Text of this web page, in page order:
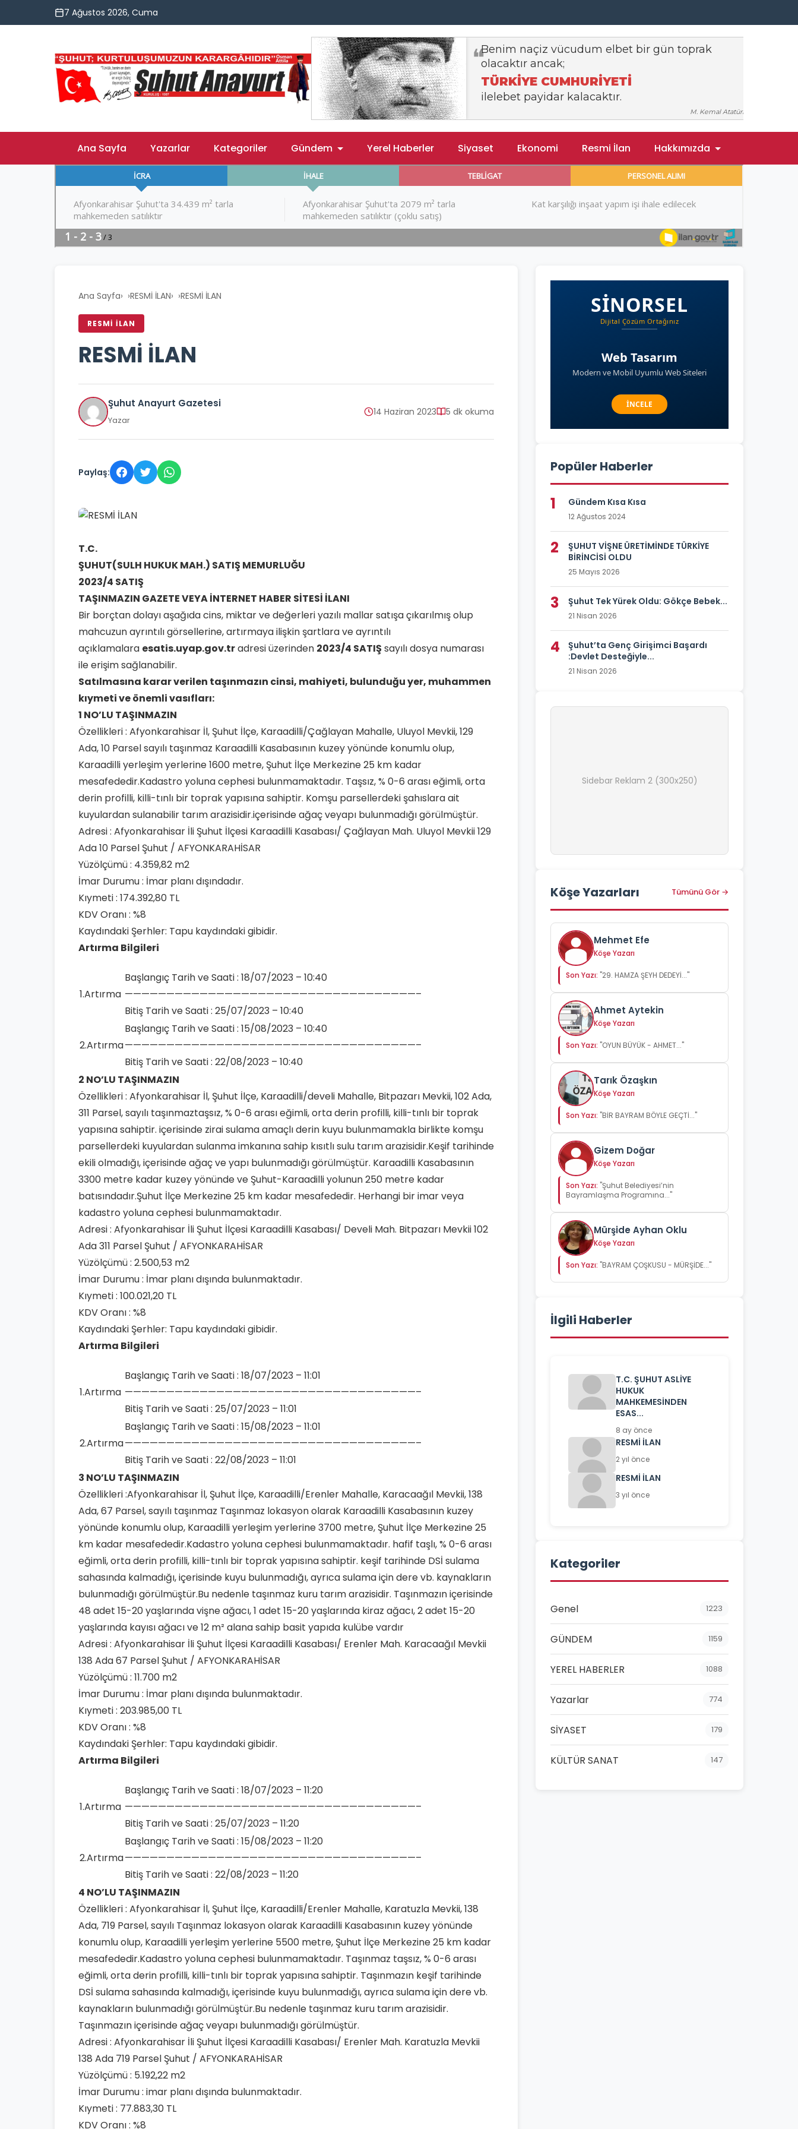
7 Ağustos 2026, Cuma
Ana Sayfa Yazarlar Kategoriler Gündem Yerel Haberler Siyaset Ekonomi Resmi İlan Hakkımızda
Ana Sayfa› RESMİ İLAN› RESMİ İLAN
RESMİ İLAN
RESMİ İLAN
Şuhut Anayurt Gazetesi
Yazar
14 Haziran 2023 5 dk okuma
Paylaş:
T.C.
ŞUHUT(SULH HUKUK MAH.) SATIŞ MEMURLUĞU
2023/4 SATIŞ
TAŞINMAZIN GAZETE VEYA İNTERNET HABER SİTESİ İLANI
Bir borçtan dolayı aşağıda cins, miktar ve değerleri yazılı mallar satışa çıkarılmış olup
mahcuzun ayrıntılı görsellerine, artırmaya ilişkin şartlara ve ayrıntılı
açıklamalara esatis.uyap.gov.tradresi üzerinden 2023/4 SATIŞsayılı dosya numarası
ile erişim sağlanabilir.
Satılmasına karar verilen taşınmazın cinsi, mahiyeti, bulunduğu yer, muhammen
kıymeti ve önemli vasıfları:
1 NO’LU TAŞINMAZIN
Özellikleri : Afyonkarahisar İl, Şuhut İlçe, Karaadilli/Çağlayan Mahalle, Uluyol Mevkii, 129
Ada, 10 Parsel sayılı taşınmaz Karaadilli Kasabasının kuzey yönünde konumlu olup,
Karaadilli yerleşim yerlerine 1600 metre, Şuhut İlçe Merkezine 25 km kadar
mesafededir.Kadastro yoluna cephesi bulunmamaktadır. Taşsız, % 0-6 arası eğimli, orta
derin profilli, killi-tınlı bir toprak yapısına sahiptir. Komşu parsellerdeki şahıslara ait
kuyulardan sulanabilir tarım arazisidir.içerisinde ağaç veyapı bulunmadığı görülmüştür.
Adresi : Afyonkarahisar İli Şuhut İlçesi Karaadilli Kasabası/ Çağlayan Mah. Uluyol Mevkii 129
Ada 10 Parsel Şuhut / AFYONKARAHİSAR
Yüzölçümü : 4.359,82 m2
İmar Durumu : İmar planı dışındadır.
Kıymeti : 174.392,80 TL
KDV Oranı : %8
Kaydındaki Şerhler: Tapu kaydındaki gibidir.
Artırma Bilgileri
1.Artırma
Başlangıç Tarih ve Saati : 18/07/2023 – 10:40
———————————————————————————————————–
Bitiş Tarih ve Saati : 25/07/2023 – 10:40
2.Artırma
Başlangıç Tarih ve Saati : 15/08/2023 – 10:40
———————————————————————————————————–
Bitiş Tarih ve Saati : 22/08/2023 – 10:40
2 NO’LU TAŞINMAZIN
Özellikleri : Afyonkarahisar İl, Şuhut İlçe, Karaadilli/develi Mahalle, Bitpazarı Mevkii, 102 Ada,
311 Parsel, sayılı taşınmaztaşsız, % 0-6 arası eğimli, orta derin profilli, killi-tınlı bir toprak
yapısına sahiptir. içerisinde zirai sulama amaçlı derin kuyu bulunmamakla birlikte komşu
parsellerdeki kuyulardan sulanma imkanına sahip kısıtlı sulu tarım arazisidir.Keşif tarihinde
ekili olmadığı, içerisinde ağaç ve yapı bulunmadığı görülmüştür. Karaadilli Kasabasının
3300 metre kadar kuzey yönünde ve Şuhut-Karaadilli yolunun 250 metre kadar
batısındadır.Şuhut İlçe Merkezine 25 km kadar mesafededir. Herhangi bir imar veya
kadastro yoluna cephesi bulunmamaktadır.
Adresi : Afyonkarahisar İli Şuhut İlçesi Karaadilli Kasabası/ Develi Mah. Bitpazarı Mevkii 102
Ada 311 Parsel Şuhut / AFYONKARAHİSAR
Yüzölçümü : 2.500,53 m2
İmar Durumu : İmar planı dışında bulunmaktadır.
Kıymeti : 100.021,20 TL
KDV Oranı : %8
Kaydındaki Şerhler: Tapu kaydındaki gibidir.
Artırma Bilgileri
1.Artırma
Başlangıç Tarih ve Saati : 18/07/2023 – 11:01
———————————————————————————————————–
Bitiş Tarih ve Saati : 25/07/2023 – 11:01
2.Artırma
Başlangıç Tarih ve Saati : 15/08/2023 – 11:01
———————————————————————————————————–
Bitiş Tarih ve Saati : 22/08/2023 – 11:01
3 NO’LU TAŞINMAZIN
Özellikleri :Afyonkarahisar İl, Şuhut İlçe, Karaadilli/Erenler Mahalle, Karacaağıl Mevkii, 138
Ada, 67 Parsel, sayılı taşınmaz Taşınmaz lokasyon olarak Karaadilli Kasabasının kuzey
yönünde konumlu olup, Karaadilli yerleşim yerlerine 3700 metre, Şuhut İlçe Merkezine 25
km kadar mesafededir.Kadastro yoluna cephesi bulunmamaktadır. hafif taşlı, % 0-6 arası
eğimli, orta derin profilli, killi-tınlı bir toprak yapısına sahiptir. keşif tarihinde DSİ sulama
sahasında kalmadığı, içerisinde kuyu bulunmadığı, ayrıca sulama için dere vb. kaynakların
bulunmadığı görülmüştür.Bu nedenle taşınmaz kuru tarım arazisidir. Taşınmazın içerisinde
48 adet 15-20 yaşlarında vişne ağacı, 1 adet 15-20 yaşlarında kiraz ağacı, 2 adet 15-20
yaşlarında kayısı ağacı ve 12 m² alana sahip basit yapıda kulübe vardır
Adresi : Afyonkarahisar İli Şuhut İlçesi Karaadilli Kasabası/ Erenler Mah. Karacaağıl Mevkii
138 Ada 67 Parsel Şuhut / AFYONKARAHİSAR
Yüzölçümü : 11.700 m2
İmar Durumu : İmar planı dışında bulunmaktadır.
Kıymeti : 203.985,00 TL
KDV Oranı : %8
Kaydındaki Şerhler: Tapu kaydındaki gibidir.
Artırma Bilgileri
1.Artırma
Başlangıç Tarih ve Saati : 18/07/2023 – 11:20
———————————————————————————————————–
Bitiş Tarih ve Saati : 25/07/2023 – 11:20
2.Artırma
Başlangıç Tarih ve Saati : 15/08/2023 – 11:20
———————————————————————————————————–
Bitiş Tarih ve Saati : 22/08/2023 – 11:20
4 NO’LU TAŞINMAZIN
Özellikleri : Afyonkarahisar İl, Şuhut İlçe, Karaadilli/Erenler Mahalle, Karatuzla Mevkii, 138
Ada, 719 Parsel, sayılı Taşınmaz lokasyon olarak Karaadilli Kasabasının kuzey yönünde
konumlu olup, Karaadilli yerleşim yerlerine 5500 metre, Şuhut İlçe Merkezine 25 km kadar
mesafededir.Kadastro yoluna cephesi bulunmamaktadır. Taşınmaz taşsız, % 0-6 arası
eğimli, orta derin profilli, killi-tınlı bir toprak yapısına sahiptir. Taşınmazın keşif tarihinde
DSİ sulama sahasında kalmadığı, içerisinde kuyu bulunmadığı, ayrıca sulama için dere vb.
kaynakların bulunmadığı görülmüştür.Bu nedenle taşınmaz kuru tarım arazisidir.
Taşınmazın içerisinde ağaç veyapı bulunmadığı görülmüştür.
Adresi : Afyonkarahisar İli Şuhut İlçesi Karaadilli Kasabası/ Erenler Mah. Karatuzla Mevkii
138 Ada 719 Parsel Şuhut / AFYONKARAHİSAR
Yüzölçümü : 5.192,22 m2
İmar Durumu : imar planı dışında bulunmaktadır.
Kıymeti : 77.883,30 TL
KDV Oranı : %8
Popüler Haberler
1 Gündem Kısa Kısa
12 Ağustos 2024
2
ŞUHUT VİŞNE ÜRETİMİNDE TÜRKİYE
BİRİNCİSİ OLDU
25 Mayıs 2026
3 Şuhut Tek Yürek Oldu: Gökçe Bebek...
21 Nisan 2026
4
Şuhut’ta Genç Girişimci Başardı
:Devlet Desteğiyle...
21 Nisan 2026
Sidebar Reklam 2 (300x250)
Köşe Yazarları Tümünü Gör →
Mehmet Efe
Köşe Yazarı
Son Yazı: "29. HAMZA ŞEYH DEDEYİ..."
Ahmet Aytekin
Köşe Yazarı
Son Yazı: "OYUN BÜYÜK - AHMET..."
Tarık Özaşkın
Köşe Yazarı
Son Yazı: "BİR BAYRAM BÖYLE GEÇTİ..."
Gizem Doğar
Köşe Yazarı
Son Yazı: "Şuhut Belediyesi’nin
Bayramlaşma Programına..."
Mürşide Ayhan Oklu
Köşe Yazarı
Son Yazı: "BAYRAM ÇOŞKUSU - MÜRŞİDE..."
İlgili Haberler
T.C. ŞUHUT ASLİYE
HUKUK
MAHKEMESİNDEN
ESAS...
8 ay önce
RESMİ İLAN
2 yıl önce
RESMİ İLAN
3 yıl önce
Kategoriler
Genel 1223
GÜNDEM 1159
YEREL HABERLER 1088
Yazarlar 774
SİYASET 179
KÜLTÜR SANAT 147